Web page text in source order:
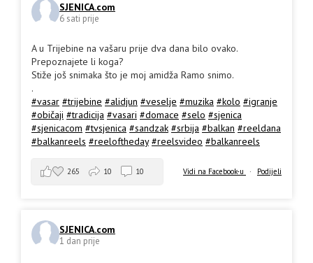
SJENICA.com
6 sati prije
A u Trijebine na vašaru prije dva dana bilo ovako.
Prepoznajete li koga?
Stiže još snimaka što je moj amidža Ramo snimo.
.
#vasar #trijebine #alidjun #veselje #muzika #kolo #igranje
#običaji #tradicija #vasari #domace #selo #sjenica
#sjenicacom #tvsjenica #sandzak #srbija #balkan #reeldana
#balkanreels #reeloftheday #reelsvideo #balkanreels
Vidi na Facebook-u · Podijeli
265 10 10
SJENICA.com
1 dan prije